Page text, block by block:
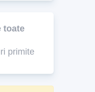
toate
primite